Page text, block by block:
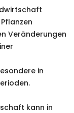
Veränderungen
in
kann in